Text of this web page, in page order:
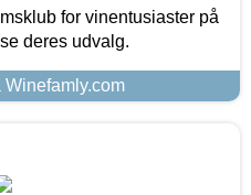
for vinentusiaster på
deres udvalg.